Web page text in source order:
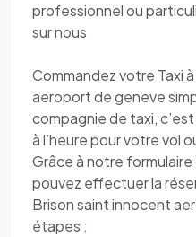
professionnel ou
sur nous
Commandez votre Taxi
aeroport de geneve
compagnie de taxi,
à l’heure pour votre vol
Grâce à notre
pouvez effectuer la
Brison saint innocent
étapes :